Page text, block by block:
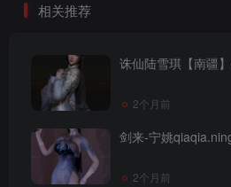
相关推荐
诛仙陆雪琪【南疆
2个月前
剑来-宁姚
2个月前